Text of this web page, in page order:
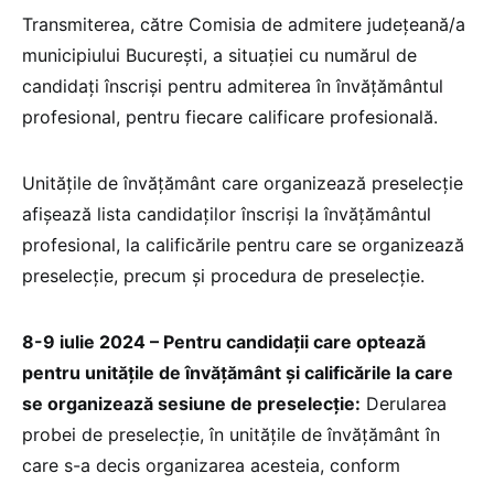
Transmiterea, către Comisia de admitere județeană/a
municipiului București, a situației cu numărul de
candidați înscriși pentru admiterea în învățământul
profesional, pentru fiecare calificare profesională.
Unitățile de învățământ care organizează preselecție
afișează lista candidaților înscriși la învățământul
profesional, la calificările pentru care se organizează
preselecție, precum și procedura de preselecție.
8-9 iulie 2024 – Pentru candidații care optează
pentru unitățile de învățământ și calificările la care
se organizează sesiune de preselecție: Derularea
probei de preselecție, în unitățile de învățământ în
care s-a decis organizarea acesteia, conform